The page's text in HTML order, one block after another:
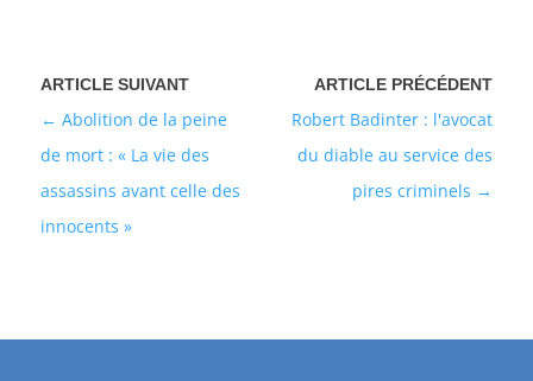
Robert Badinter : l'avocat
du diable au service des
pires criminels
Abolition de la peine
de mort : « La vie des
assassins avant celle des
innocents »